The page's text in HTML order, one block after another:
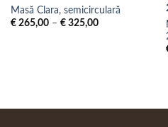
Masă Clara, semicirculară
€265,00 – €325,00Interval